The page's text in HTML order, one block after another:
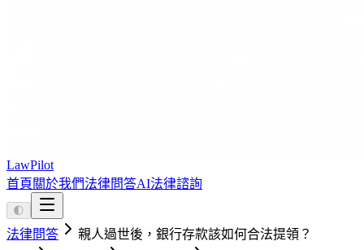
LawPilot
首頁 關於我們法律問答AI法律諮詢
🌓
法律問答
親人過世後，銀行存款該如何合法提領？